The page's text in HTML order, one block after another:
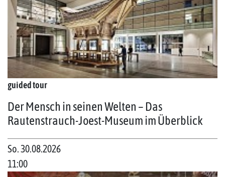
guided tour
Der Mensch in seinen Welten – Das
Rautenstrauch-Joest-Museum im Überblick
So. 30.08.2026
11:00